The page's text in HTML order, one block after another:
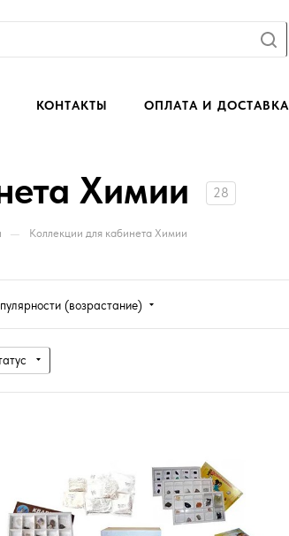
КОНТАКТЫ ОПЛАТА И ДОСТАВКА
Химии 28
— Коллекции для кабинета Химии
(возрастание)